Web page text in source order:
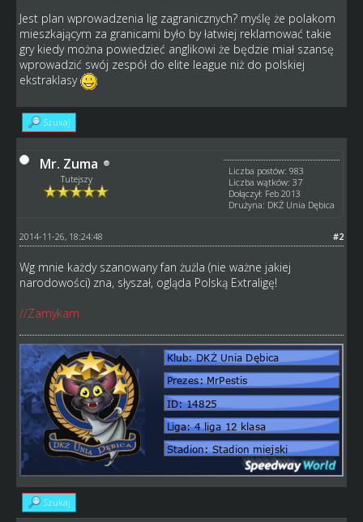
Jest plan wprowadzenia lig zagranicznych? myślę że polakom
mieszkającym za granicami było by łatwiej reklamować takie
gry kiedy można powiedzieć anglikowi że będzie miał szansę
wprowadzić swój zespół do elite league niż do polskiej
ekstraklasy
Szukaj
Mr. Zuma
Tutejszy
Liczba postów: 983
Liczba wątków: 37
Dołączył: Feb 2013
Drużyna: DKŻ Unia Dębica
#2
2014-11-26, 18:24:48
Wg mnie każdy szanowany fan żużla (nie ważne jakiej
narodowości) zna, słyszał, ogląda Polską Extraligę!
//Zamykam
Szukaj